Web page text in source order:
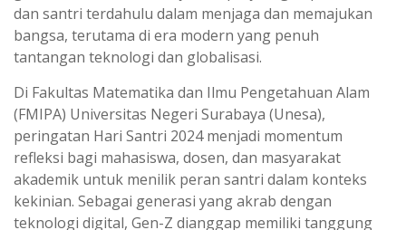
dan santri terdahulu dalam menjaga dan memajukan
bangsa, terutama di era modern yang penuh
tantangan teknologi dan globalisasi.
Di Fakultas Matematika dan Ilmu Pengetahuan Alam
(FMIPA) Universitas Negeri Surabaya (Unesa),
peringatan Hari Santri 2024 menjadi momentum
refleksi bagi mahasiswa, dosen, dan masyarakat
akademik untuk menilik peran santri dalam konteks
kekinian. Sebagai generasi yang akrab dengan
teknologi digital, Gen-Z dianggap memiliki tanggung